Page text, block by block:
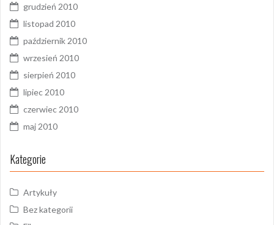
grudzień 2010
listopad 2010
październik 2010
wrzesień 2010
sierpień 2010
lipiec 2010
czerwiec 2010
maj 2010
Kategorie
Artykuły
Bez kategorii